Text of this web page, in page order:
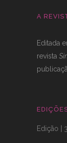
A
Editada
revista
Edição |